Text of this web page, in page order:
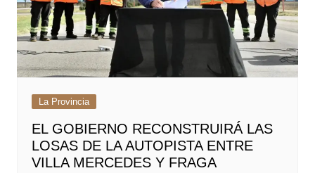
La Provincia
EL GOBIERNO RECONSTRUIRÁ LAS
LOSAS DE LA AUTOPISTA ENTRE
VILLA MERCEDES Y FRAGA